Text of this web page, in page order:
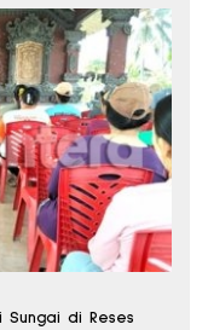
Sungai di Reses